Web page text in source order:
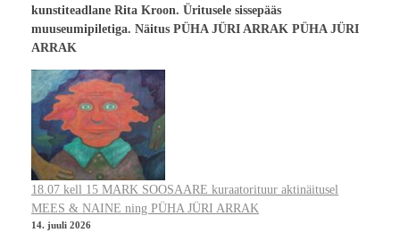
kunstiteadlane Rita Kroon. Üritusele sissepääs
muuseumipiletiga. Näitus PÜHA JÜRI ARRAK PÜHA JÜRI
ARRAK
18.07 kell 15 MARK SOOSAARE kuraatorituur aktinäitusel
MEES & NAINE ning PÜHA JÜRI ARRAK
14. juuli 2026